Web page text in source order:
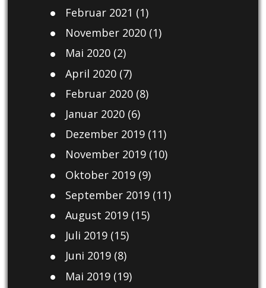
Februar 2021 (1)
November 2020(1)
Mai 2020(2)
April 2020(7)
Februar 2020(8)
Januar 2020(6)
Dezember 2019(11)
November 2019(10)
Oktober 2019(9)
September 2019(11)
August 2019(15)
Juli 2019(15)
Juni 2019(8)
Mai 2019(19)